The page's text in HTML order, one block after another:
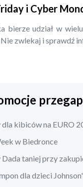
i Cyber
bierze udział w
zwlekaj i sprawdź
kibiców na EURO
w Biedronce
Dada taniej przy
dla dzieci